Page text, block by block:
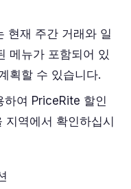
현재 주간 거래와 일
메뉴가 포함되어 있
획할 수 있습니다.
하여 PriceRite 할인
지역에서 확인하십시